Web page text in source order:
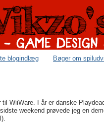
blogindlæg Bøger om
til WiiWare. I år er danske
weekend prøvede jeg en